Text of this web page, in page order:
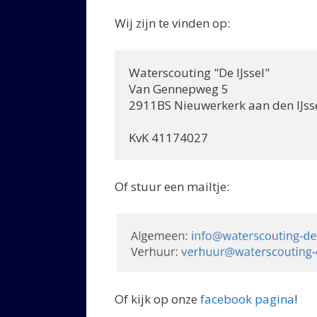
Wij zijn te vinden op:
Waterscouting "De IJssel"
Van Gennepweg 5
2911BS Nieuwerkerk aan den
KvK 41174027
Of stuur een mailtje:
Of kijk op onze facebook pagina!